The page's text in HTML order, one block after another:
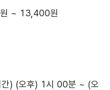
~ 13,400원
간) (오후) 1시 00분 ~ (오